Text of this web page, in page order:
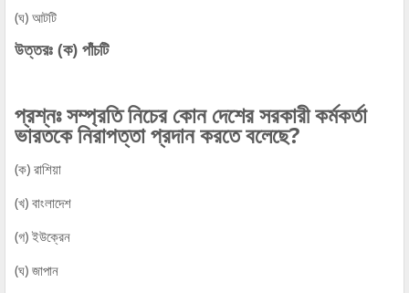
(ঘ) আটটি
উত্তরঃ (ক) পাঁচটি
প্রশ্নঃ সম্প্রতি নিচের কোন দেশের সরকারী কর্মকর্তা
ভারতকে নিরাপত্তা প্রদান করতে বলেছে?
(ক) রাশিয়া
(খ) বাংলাদেশ
(গ) ইউক্রেন
(ঘ) জাপান